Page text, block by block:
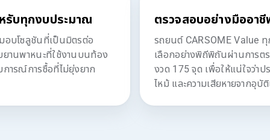
รับทุกงบประมาณ
อบโซลูชันที่เป็นมิตรต่อ
ยานพาหนะที่ใช้งานบนท้อง
ารณ์การซื้อที่ไม่ยุ่งยาก
ตรวจสอบอย่างมืออา
รถยนต์ CARSOME Value
เลือกอย่างพิถีพิถันผ่านการต
งวด 175 จุด เพื่อให้แน่ใจว่า
ไหม้ และความเสียหายจากอุบั